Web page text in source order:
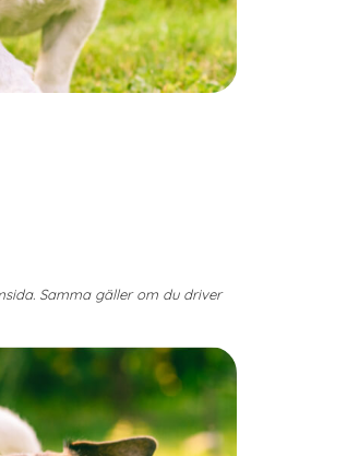
Samma gäller om du driver